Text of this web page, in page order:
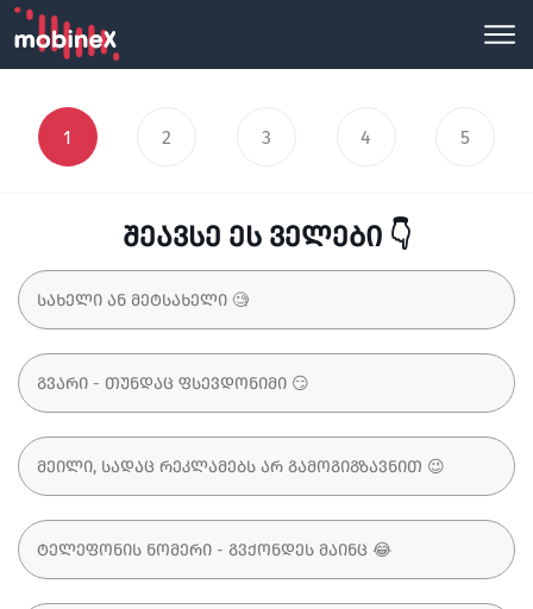
1 2 3 4 5
შეავსე ეს ველები 👇